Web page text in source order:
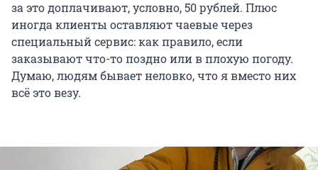
за это доплачивают, условно, 50 рублей. Плюс
иногда клиенты оставляют чаевые через
специальный сервис: как правило, если
заказывают что-то поздно или в плохую погоду.
Думаю, людям бывает неловко, что я вместо них
всё это везу.